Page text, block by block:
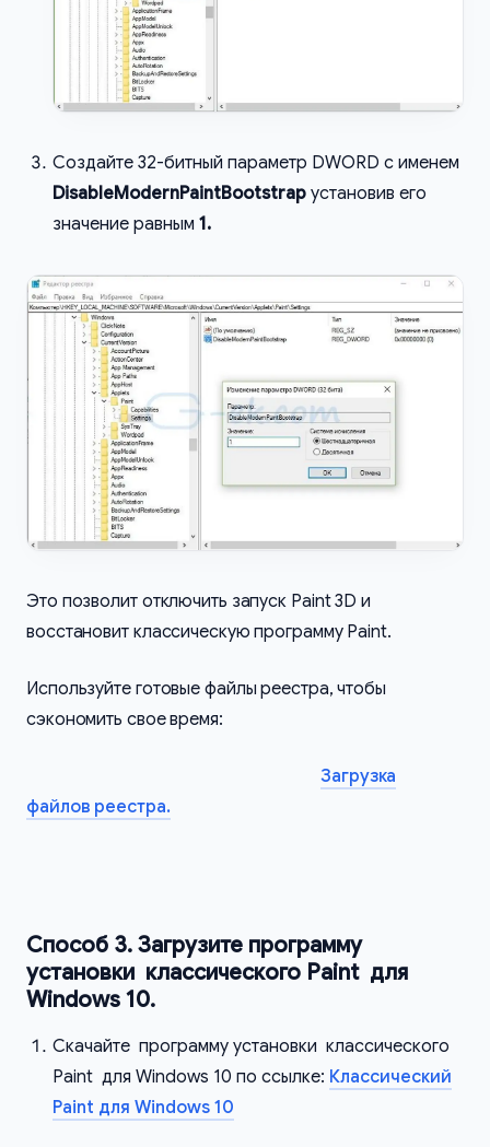
Создайте 32-битный параметр DWORD с именем
DisableModernPaintBootstrap установив его
значение равным 1.
Это позволит отключить запуск Paint 3D и
восстановит классическую программу Paint.
Используйте готовые файлы реестра, чтобы
сэкономить свое время:
Загрузка
файлов реестра.
Способ 3. Загрузите программу
установки классического Paint для
Windows 10.
Скачайте программу установки классического
Paint для Windows 10 по ссылке: Классический
Paint для Windows 10